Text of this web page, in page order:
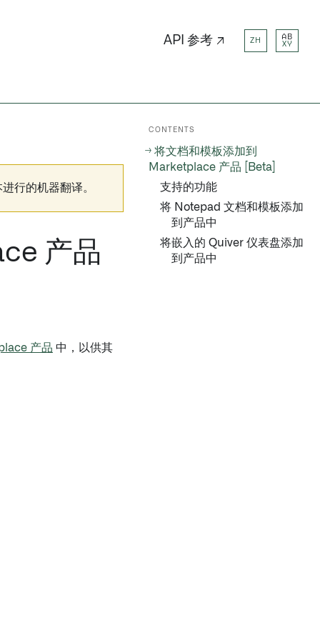
API 参考 ↗ ZH
AB
XY
行的机器翻译。
产品
产品 中，以供其
CONTENTS
将文档和模板添加到
Marketplace 产品 [Beta]
支持的功能
将 Notepad 文档和模板添加
到产品中
将嵌入的 Quiver 仪表盘添加
到产品中